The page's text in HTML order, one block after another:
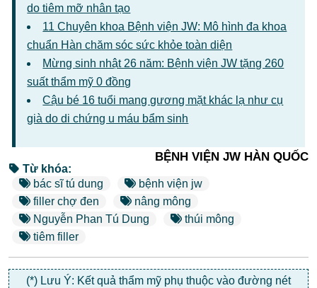
do tiêm mỡ nhân tạo
11 Chuyên khoa Bệnh viện JW: Mô hình đa khoa
chuẩn Hàn chăm sóc sức khỏe toàn diện
Mừng sinh nhật 26 năm: Bệnh viện JW tặng 260
suất thẩm mỹ 0 đồng
Cậu bé 16 tuổi mang gương mặt khác lạ như cụ
già do di chứng u máu bẩm sinh
BỆNH VIỆN JW HÀN QUỐC
Từ khóa:
bác sĩ tú dung
bệnh viện jw
filler chợ đen
nâng mông
Nguyễn Phan Tú Dung
thúi mông
tiêm filler
(*) Lưu Ý: Kết quả thẩm mỹ phụ thuộc vào đường nét